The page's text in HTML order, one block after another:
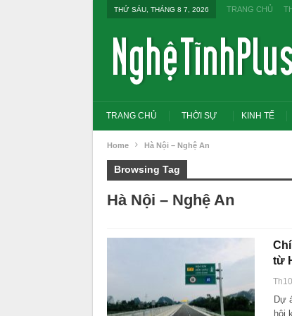
THỨ SÁU, THÁNG 8 7, 2026 TRANG CHỦ
TRANG CHỦ THỜI SỰ KINH TẾ
Home Hà Nội – Nghệ An
Browsing Tag
Hà Nội – Nghệ An
từ
Dự
hội
Tổng Bí thư, Chủ
đổi tư duy bằng